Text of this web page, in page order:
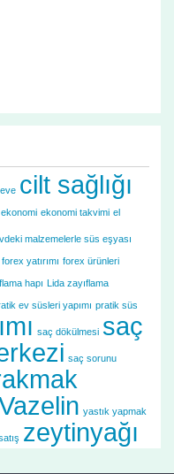
cilt sağlığı
ekonomi ekonomi takvimi el
malzemelerle süs eşyası
forex yatırımı forex ürünleri
hapı Lida zayıflama
ev süsleri yapımı pratik süs
saç dökülmesi saç
saç sorunu
yastık yapmak
zeytinyağı